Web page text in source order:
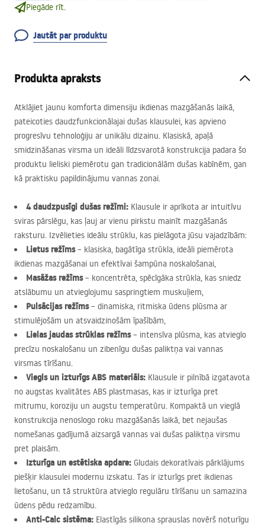
Piegāde rīt.
Jautāt par produktu
Produkta apraksts
Atklājiet jaunu komforta dimensiju ikdienas mazgāšanās laikā,
pateicoties daudzfunkcionālajai dušas klausulei, kas apvieno
progresīvu tehnoloģiju ar unikālu dizainu. Klasiskā, apaļā
smidzināšanas virsma un ideāli līdzsvarotā konstrukcija padara šo
produktu lieliski piemērotu gan tradicionālām dušas kabīnēm, gan
kā praktisku papildinājumu vannas zonai.
4 daudzpusīgi dušas režīmi: Klausule ir aprīkota ar intuitīvu
sviras pārslēgu, kas ļauj ar vienu pirkstu mainīt mazgāšanās
raksturu. Izvēlieties ideālu strūklu, kas pielāgota jūsu vajadzībām:
Lietus režīms– klasiska, bagātīga strūkla, ideāli piemērota
ikdienas mazgāšanai un efektīvai šampūna noskalošanai,
Masāžas režīms– koncentrēta, spēcīgāka strūkla, kas sniedz
atslābumu un atvieglojumu saspringtiem muskuļiem,
Pulsācijas režīms– dinamiska, ritmiska ūdens plūsma ar
stimulējošām un atsvaidzinošām īpašībām,
Lielas jaudas strūklas režīms– intensīva plūsma, kas atvieglo
precīzu noskalošanu un zibenīgu dušas paliktņa vai vannas
virsmas tīrīšanu.
Viegls un izturīgsABS materiāls: Klausule ir pilnībā izgatavota
no augstas kvalitātes ABS plastmasas, kas ir izturīga pret
mitrumu, koroziju un augstu temperatūru. Kompaktā un vieglā
konstrukcija nenoslogo roku mazgāšanās laikā, bet nejaušas
nomešanas gadījumā aizsargā vannas vai dušas paliktņa virsmu
pret plaisām.
Izturīga un estētiska apdare: Gludais dekoratīvais pārklājums
piešķir klausulei modernu izskatu. Tas ir izturīgs pret ikdienas
lietošanu, un tā struktūra atvieglo regulāru tīrīšanu un samazina
ūdens pēdu redzamību.
Anti-Calc sistēma: Elastīgās silikona sprauslas novērš noturīgu